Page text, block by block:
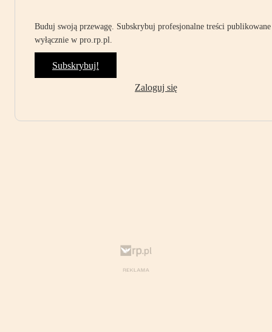
Buduj swoją przewagę. Subskrybuj profesjonalne treści publikowane
wyłącznie w pro.rp.pl.
Subskrybuj!
Zaloguj się